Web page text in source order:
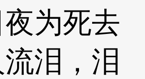
为死去
泪，泪